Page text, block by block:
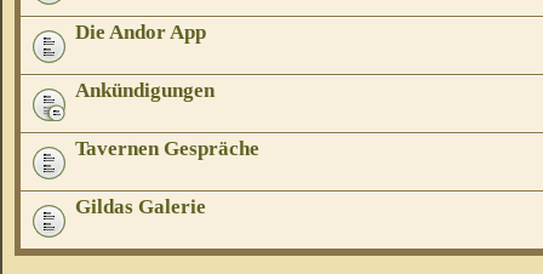
Die Andor App
Ankündigungen
Tavernen Gespräche
Gildas Galerie